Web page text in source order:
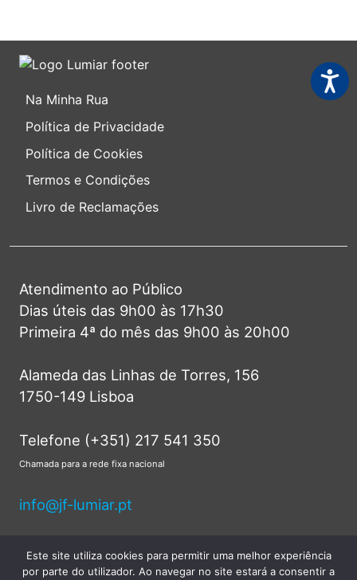
Na Minha Rua
Política de Privacidade
Política de Cookies
Termos e Condições
Livro de Reclamações
Atendimento ao Público
Dias úteis das 9h00 às 17h30
Primeira 4ª do mês das 9h00 às 20h00
Alameda das Linhas de Torres, 156
1750-149 Lisboa
Telefone (+351) 217 541 350
Chamada para a rede fixa nacional
info@jf-lumiar.pt
Este site utiliza cookies para permitir uma melhor experiência
por parte do utilizador. Ao navegar no site estará a consentir a